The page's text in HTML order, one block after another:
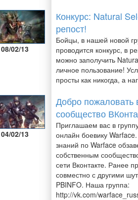
08/02/13
Конкурс: Natural
репост!
Бойцы, в нашей новой
проводится конкурс, в
можно заполучить
личное пользование!
просты как никогда, а
04/02/13
Добро пожаловать
сообщество
Приглашаем вас в
онлайн боевику
знаний по Warface
собственным
сети Вконтакте. Ранее
совместно с другими
PBINFO. Наша группа:
http://vk.com/